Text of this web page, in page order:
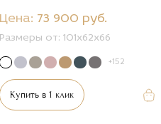
Цена: 73 900 руб.
Размеры от:101x62x66
+152
Купить в 1 клик